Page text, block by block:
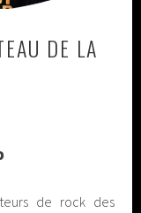
DE LA
de rock des